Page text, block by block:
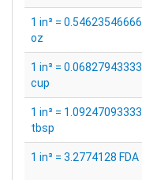
1 in³ =
oz
1 in³ =
cup
1 in³ =
tbsp
1 in³ = 3.2774128